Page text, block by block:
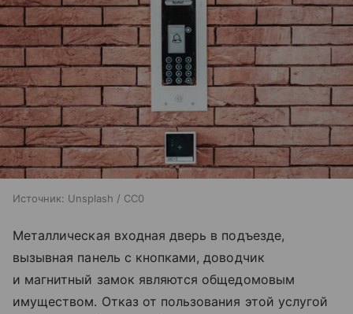
Источник: Unsplash / CC0
Металлическая входная дверь в подъезде,
вызывная панель с кнопками, доводчик
и магнитный замок являются общедомовым
имуществом. Отказ от пользования этой услугой